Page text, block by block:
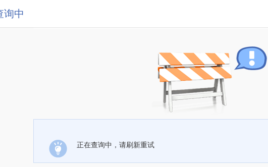
询中
正在查询中，请刷新重试